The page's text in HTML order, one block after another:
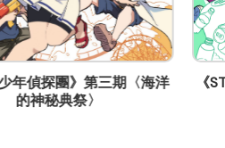
《STEM少年偵探團》第四期〈垃圾
王國的公主殿下〉